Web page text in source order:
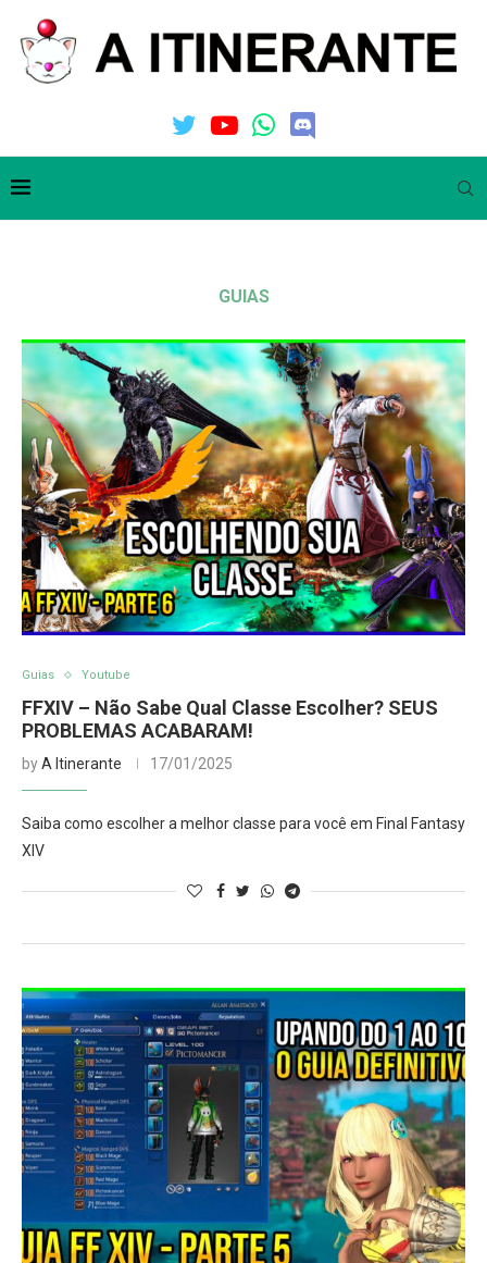
GUIAS
Guias Youtube
FFXIV – Não Sabe Qual Classe Escolher? SEUS
PROBLEMAS ACABARAM!
byA Itinerante 17/01/2025
Saiba como escolher a melhor classe para você em Final Fantasy
XIV